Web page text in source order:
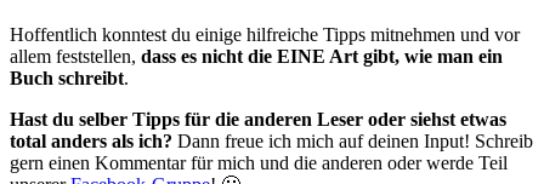
Hoffentlich konntest du einige hilfreiche Tipps mitnehmen und vor
allem feststellen, dass es nicht die EINE Art gibt, wie man ein
Buch schreibt.
Hast du selber Tipps für die anderen Leser oder siehst etwas
total anders als ich? Dann freue ich mich auf deinen Input! Schreib
gern einen Kommentar für mich und die anderen oder werde Teil